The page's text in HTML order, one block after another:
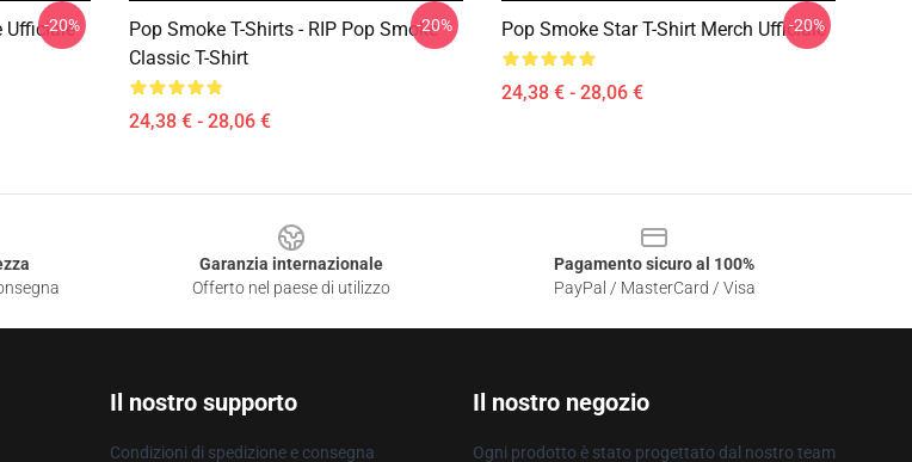
Ufficiale
-20%
Pop Smoke T-Shirts - RIP Pop Smoke
Classic T-Shirt
24,38 € - 28,06 €
-20% Pop Smoke Star T-Shirt Merch Ufficiale
24,38 € - 28,06 €
-20%
Garanzia internazionale
Offerto nel paese di utilizzo
Pagamento sicuro al 100%
PayPal / MasterCard / Visa
Il nostro supporto
Condizioni di spedizione e consegna
Il nostro negozio
Ogni prodotto è stato progettato dal nostro team